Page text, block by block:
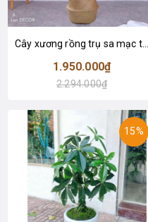
Cây xương rồng trụ sa mạc trang trí loại 2 tay (155cm) - LC2912
1.950.000₫
2.294.000₫
15%